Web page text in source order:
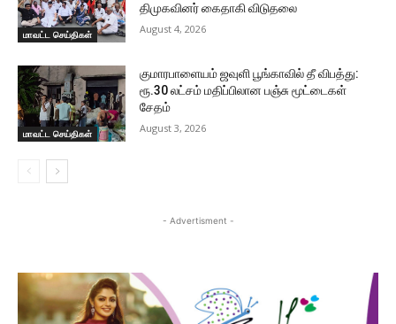
மாவட்ட செய்திகள்
திமுகவினர் கைதாகி விடுதலை
August 4, 2026
மாவட்ட செய்திகள்
குமாரபாளையம் ஜவுளி பூங்காவில் தீ விபத்து:
ரூ.30 லட்சம் மதிப்பிலான பஞ்சு மூட்டைகள்
சேதம்
August 3, 2026
- Advertisment -